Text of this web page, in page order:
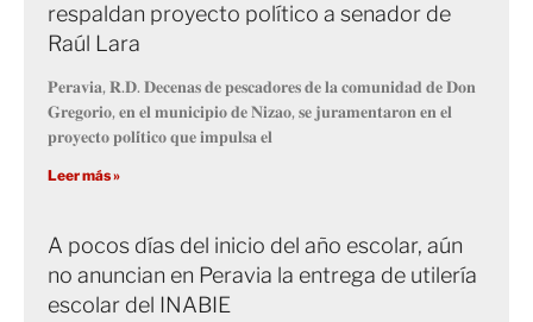
respaldan proyecto político a senador de
Raúl Lara
𝐏𝐞𝐫𝐚𝐯𝐢𝐚, 𝐑.𝐃. 𝐃𝐞𝐜𝐞𝐧𝐚𝐬 𝐝𝐞 𝐩𝐞𝐬𝐜𝐚𝐝𝐨𝐫𝐞𝐬 𝐝𝐞 𝐥𝐚 𝐜𝐨𝐦𝐮𝐧𝐢𝐝𝐚𝐝 𝐝𝐞 𝐃𝐨𝐧
𝐆𝐫𝐞𝐠𝐨𝐫𝐢𝐨, 𝐞𝐧 𝐞𝐥 𝐦𝐮𝐧𝐢𝐜𝐢𝐩𝐢𝐨 𝐝𝐞 𝐍𝐢𝐳𝐚𝐨, 𝐬𝐞 𝐣𝐮𝐫𝐚𝐦𝐞𝐧𝐭𝐚𝐫𝐨𝐧 𝐞𝐧 𝐞𝐥
𝐩𝐫𝐨𝐲𝐞𝐜𝐭𝐨 𝐩𝐨𝐥𝐢́𝐭𝐢𝐜𝐨 𝐪𝐮𝐞 𝐢𝐦𝐩𝐮𝐥𝐬𝐚 𝐞𝐥
Leer más »
A pocos días del inicio del año escolar, aún
no anuncian en Peravia la entrega de utilería
escolar del INABIE